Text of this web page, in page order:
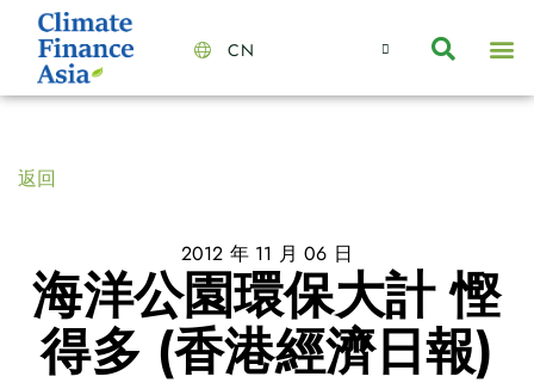
CN
返回
2012 年 11 月 06 日
海洋公園環保大計 慳
得多 (香港經濟日報)